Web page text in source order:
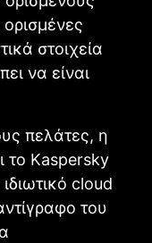
ορισμένες
στοιχεία
να είναι
πελάτες, η
το Kaspersky
cloud
του